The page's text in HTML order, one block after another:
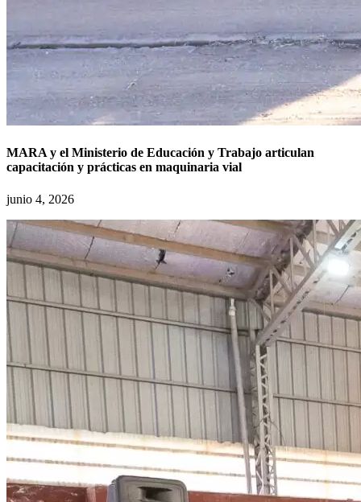
MARA y el Ministerio de Educación y Trabajo articulan
capacitación y prácticas en maquinaria vial
junio 4, 2026